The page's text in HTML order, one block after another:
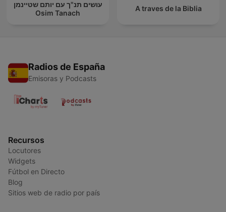
עושים תנ"ך עם יותם שטיינמן
Osim Tanach
A traves de la Biblia
Radios de España
Emisoras y Podcasts
Recursos
Locutores
Widgets
Fútbol en Directo
Blog
Sitios web de radio por país